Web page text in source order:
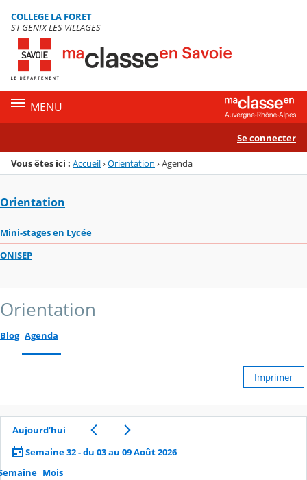
Menu de la rubrique
Contenu
COLLEGE LA FORET
ST GENIX LES VILLAGES
MENU
Se connecter
Vous êtes ici : Accueil›Orientation ›Agenda
Orientation
Mini-stages en Lycée
ONISEP
Orientation
Blog Agenda
Imprimer
Aujourd’hui
Semaine 32 - du 03 au 09 Août 2026
Mois